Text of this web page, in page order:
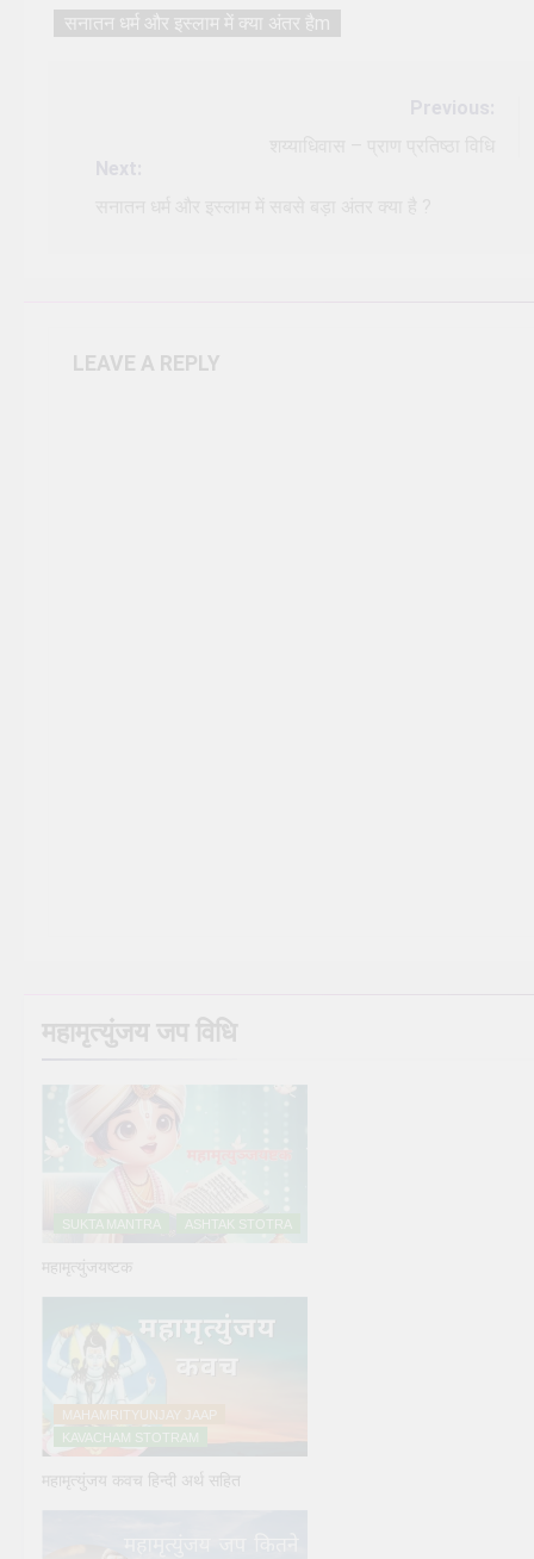
सनातन धर्म और इस्लाम में क्या अंतर हैm
LEAVE A REPLY
महामृत्युंजय जप विधि
SUKTA MANTRA ASHTAK STOTRA
महामृत्युंजयष्टक
MAHAMRITYUNJAY JAAP
KAVACHAM STOTRAM
महामृत्युंजय कवच हिन्दी अर्थ सहित